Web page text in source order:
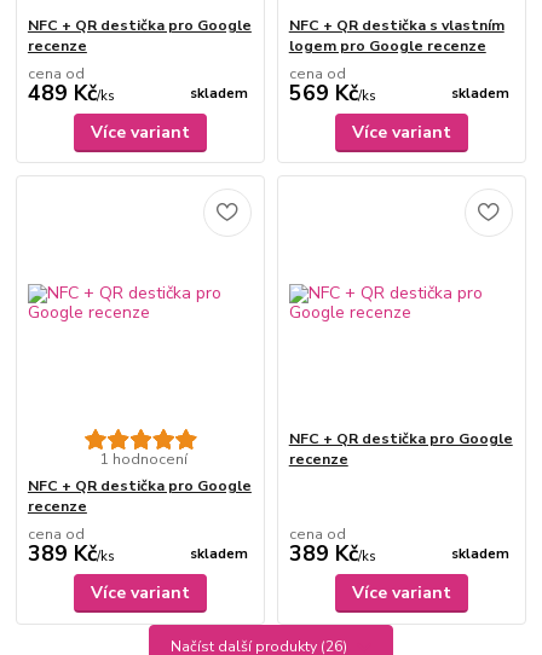
NFC + QR destička pro Google
recenze
cena od
489 Kč/ks skladem
Více variant
NFC + QR destička s vlastním
logem pro Google recenze
cena od
569 Kč/ks skladem
Více variant
1 hodnocení
NFC + QR destička pro Google
recenze
cena od
389 Kč/ks skladem
Více variant
NFC + QR destička pro Google
recenze
cena od
389 Kč/ks skladem
Více variant
Načíst další produkty (26)